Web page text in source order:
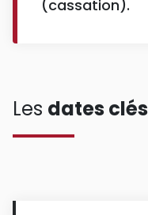
(cassation).
Les dates clés